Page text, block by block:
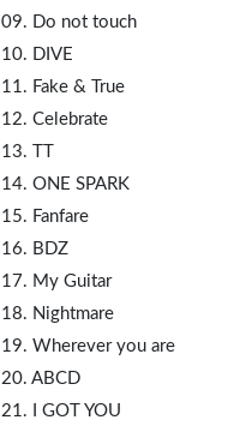
09. Do not touch
10. DIVE
11. Fake & True
12. Celebrate
13. TT
14. ONE SPARK
15. Fanfare
16. BDZ
17. My Guitar
18. Nightmare
19. Wherever you are
20. ABCD
21. I GOT YOU